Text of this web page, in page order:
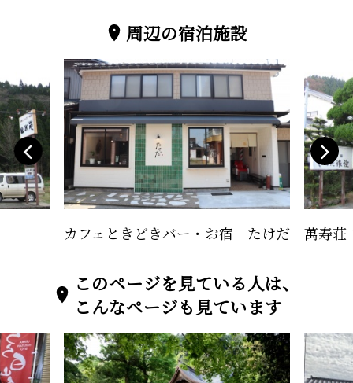
周辺の宿泊施設
カフェときどきバー・お宿 たけだ 萬寿荘
このページを見ている人は、
こんなページも見ています